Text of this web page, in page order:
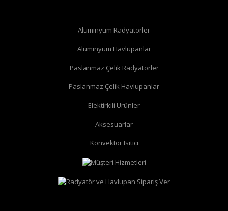
Alüminyum Radyatörler
Alüminyum Havlupanlar
Paslanmaz Çelik Radyatörler
Paslanmaz Çelik Havlupanlar
Elektirkili Ürünler
Aksesuarlar
Konvektör Isıtıcı